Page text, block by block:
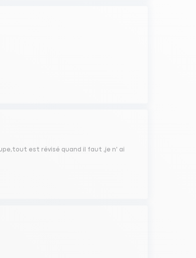
est révisé quand il faut ,je n' ai